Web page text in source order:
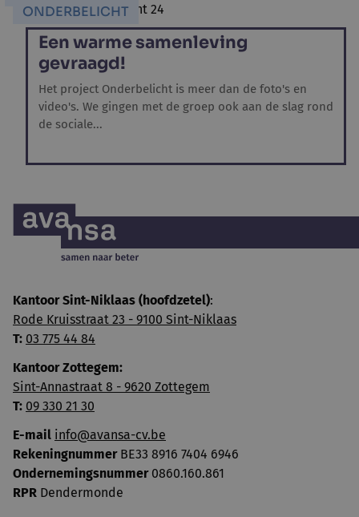
ONDERBELICHT
Een warme samenleving
gevraagd!
Het project Onderbelicht is meer dan de foto's en
video's. We gingen met de groep ook aan de slag rond
de sociale...
Kantoor Sint-Niklaas (hoofdzetel):
Rode Kruisstraat 23 - 9100 Sint-Niklaas
T: 03 775 44 84
Kantoor Zottegem:
Sint-Annastraat 8 - 9620 Zottegem
T: 09 330 21 30
E-mail info@avansa-cv.be
Rekeningnummer BE33 8916 7404 6946
Ondernemingsnummer0860.160.861
RPR Dendermonde